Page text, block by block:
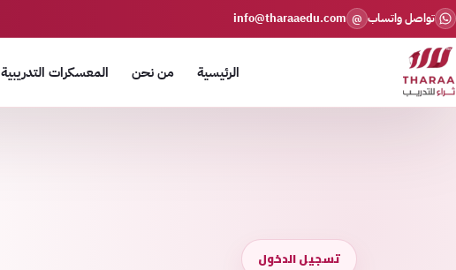
تواصل واتساب @
info@tharaaedu.com
الرئيسية من نحن المعسكرات التدريبية
تسجيل الدخول